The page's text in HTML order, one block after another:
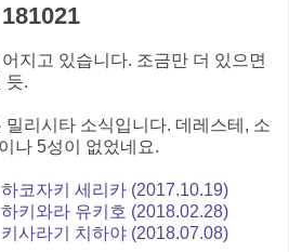
지고 있습니다. 조금만 더 있으면
듯.
리시타 소식입니다. 데레스테, 소
나 5성이 없었네요.
코자키 세리카 (2017.10.19)
키와라 유키호 (2018.02.28)
사라기 치하야 (2018.07.08)